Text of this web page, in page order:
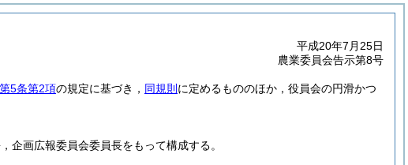
平成20年7月25日
農業委員会告示第8号
第5条第2項の規定に基づき， 同規則 に定めるもののほか，役員会の円滑かつ
企画広報委員会委員長をもって構成する。